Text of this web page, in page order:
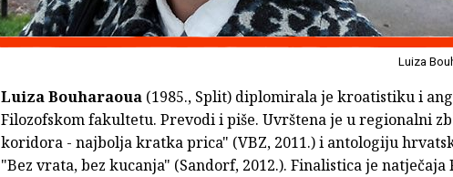
Luiza
Luiza Bouharaoua (1985., Split) diplomirala je kroatistiku i
Filozofskom fakultetu. Prevodi i piše. Uvrštena je u regionalni
koridora - najbolja kratka prica" (VBZ, 2011.) i antologiju
"Bez vrata, bez kucanja" (Sandorf, 2012.). Finalistica je natječaja